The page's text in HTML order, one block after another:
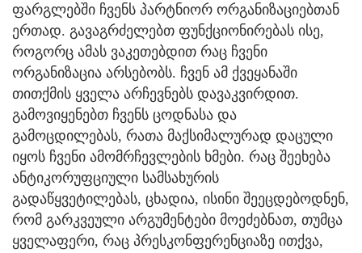
ფარგლებში ჩვენს პარტნიორ ორგანიზაციებთან
ერთად. გავაგრძელებთ ფუნქციონირებას ისე,
როგორც ამას ვაკეთებდით რაც ჩვენი
ორგანიზაცია არსებობს. ჩვენ ამ ქვეყანაში
თითქმის ყველა არჩევნებს დავაკვირდით.
გამოვიყენებთ ჩვენს ცოდნასა და
გამოცდილებას, რათა მაქსიმალურად დაცული
იყოს ჩვენი ამომრჩევლების ხმები. რაც შეეხება
ანტიკორუფციული სამსახურის
გადაწყვეტილებას, ცხადია, ისინი შეეცდებოდნენ,
რომ გარკვეული არგუმენტები მოეძებნათ, თუმცა
ყველაფერი, რაც პრესკონფერენციაზე ითქვა,